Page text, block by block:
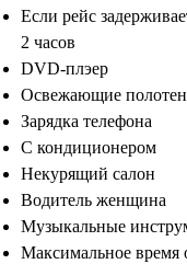
Если рейс
2 часов
DVD-плэер
Освежающие
Зарядка телефона
С кондиционером
Некурящий салон
Водитель женщина
Музыкальные
Максимальное время